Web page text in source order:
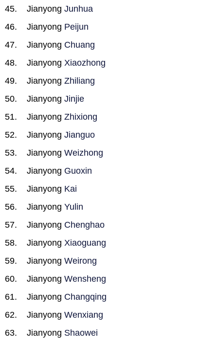
Jianyong Junhua
Jianyong Peijun
Jianyong Chuang
Jianyong Xiaozhong
Jianyong Zhiliang
Jianyong Jinjie
Jianyong Zhixiong
Jianyong Jianguo
Jianyong Weizhong
Jianyong Guoxin
Jianyong Kai
Jianyong Yulin
Jianyong Chenghao
Jianyong Xiaoguang
Jianyong Weirong
Jianyong Wensheng
Jianyong Changqing
Jianyong Wenxiang
Jianyong Shaowei